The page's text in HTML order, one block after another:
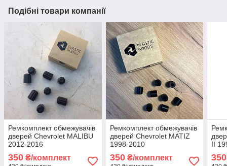
Подібні товари компанії
Ремкомплект обмежувачів
дверей Chevrolet MALIBU
2012-2016
350 ₴/комплект
Ремкомплект обмежувачів
дверей Chevrolet MATIZ
1998-2010
350₴/комплект
II
350